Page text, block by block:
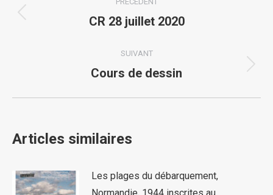
article
Article
:
CR 28 juillet 2020
SUIVANT
Article
Cours de dessin
Articles similaires
Les plages du débarquement,